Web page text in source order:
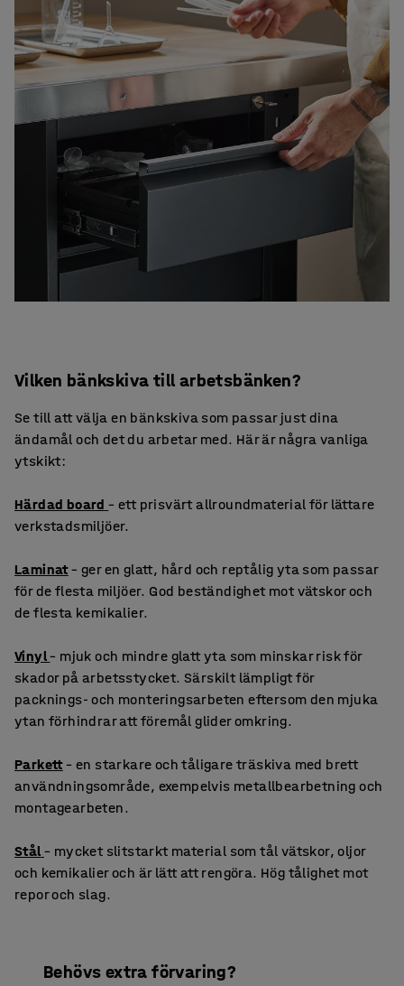
Vilken bänkskiva till arbetsbänken?
Se till att välja en bänkskiva som passar just dina
ändamål och det du arbetar med. Här är några vanliga
ytskikt:
Härdad board – ett prisvärt allroundmaterial för lättare
verkstadsmiljöer.
Laminat– ger en glatt, hård och reptålig yta som passar
för de flesta miljöer. God beständighet mot vätskor och
de flesta kemikalier.
Vinyl– mjuk och mindre glatt yta som minskar risk för
skador på arbetsstycket. Särskilt lämpligt för
packnings- och monteringsarbeten eftersom den mjuka
ytan förhindrar att föremål glider omkring.
Parkett– en starkare och tåligare träskiva med brett
användningsområde, exempelvis metallbearbetning och
montagearbeten.
Stål – mycket slitstarkt material som tål vätskor, oljor
och kemikalier och är lätt att rengöra. Hög tålighet mot
repor och slag.
Behövs extra förvaring?